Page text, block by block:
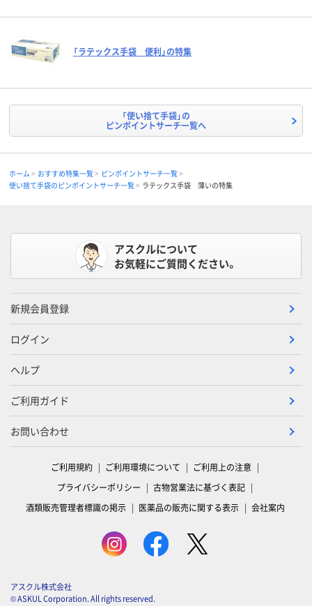
「ラテックス手袋 便利」の特集
「使い捨て手袋」の
ピンポイントサーチ一覧へ
ホーム おすすめ特集一覧
ピンポイントサーチ一覧
使い捨て手袋のピンポイントサーチ一覧
ラテックス手袋 薄いの特集
アスクルについて
お気軽にご質問ください。
新規会員登録
ログイン
ヘルプ
ご利用ガイド
お問い合わせ
ご利用規約 ご利用環境について
ご利用上の注意
プライバシーポリシー
古物営業法に基づく表記
酒類販売管理者標識の掲示
医薬品の販売に関する表示 会社案内
アスクル株式会社
© ASKUL Corporation. All rights reserved.